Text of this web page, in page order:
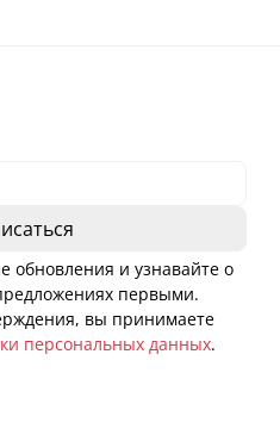
обновления и узнавайте о
первыми.
вы принимаете
персональных данных.